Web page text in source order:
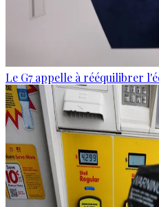
Le G7 appelle à rééquilibrer